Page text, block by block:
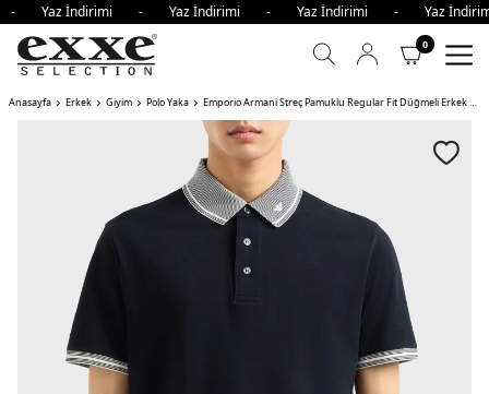
- Yaz İndirimi - Yaz İndirimi - Yaz İndirimi - Yaz
0
Anasayfa Erkek Giyim Polo Yaka Emporio Armani Streç Pamuklu Regular Fit Düğmeli Erkek Polo Yaka T Shirt